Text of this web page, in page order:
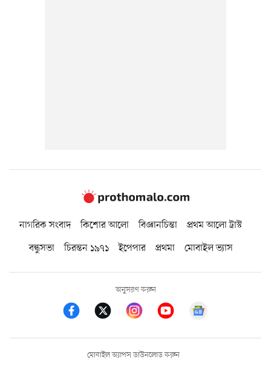
নাগরিক সংবাদ কিশোর আলো বিজ্ঞানচিন্তা
প্রথম আলো ট্রাস্ট
বন্ধুসভা
চিরন্তন ১৯৭১ ইপেপার প্রথমা মোবাইল ভ্যাস
অনুসরণ করুন
মোবাইল অ্যাপস ডাউনলোড করুন